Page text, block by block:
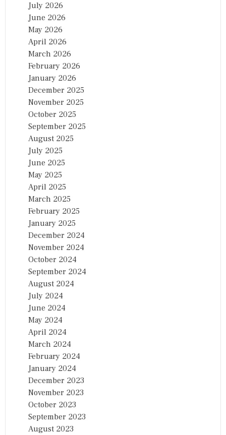
July 2026
June 2026
May 2026
April 2026
March 2026
February 2026
January 2026
December 2025
November 2025
October 2025
September 2025
August 2025
July 2025
June 2025
May 2025
April 2025
March 2025
February 2025
January 2025
December 2024
November 2024
October 2024
September 2024
August 2024
July 2024
June 2024
May 2024
April 2024
March 2024
February 2024
January 2024
December 2023
November 2023
October 2023
September 2023
August 2023